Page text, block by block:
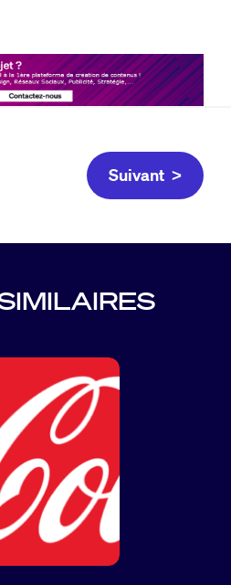
Suivant >